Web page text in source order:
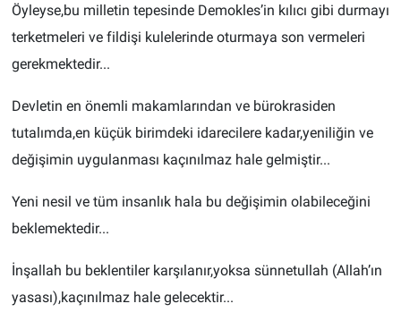
Öyleyse,bu milletin tepesinde Demokles’in kılıcı gibi durmayı
terketmeleri ve fildişi kulelerinde oturmaya son vermeleri
gerekmektedir...
Devletin en önemli makamlarından ve bürokrasiden
tutalımda,en küçük birimdeki idarecilere kadar,yeniliğin ve
değişimin uygulanması kaçınılmaz hale gelmiştir...
Yeni nesil ve tüm insanlık hala bu değişimin olabileceğini
beklemektedir...
İnşallah bu beklentiler karşılanır,yoksa sünnetullah (Allah’ın
yasası),kaçınılmaz hale gelecektir...